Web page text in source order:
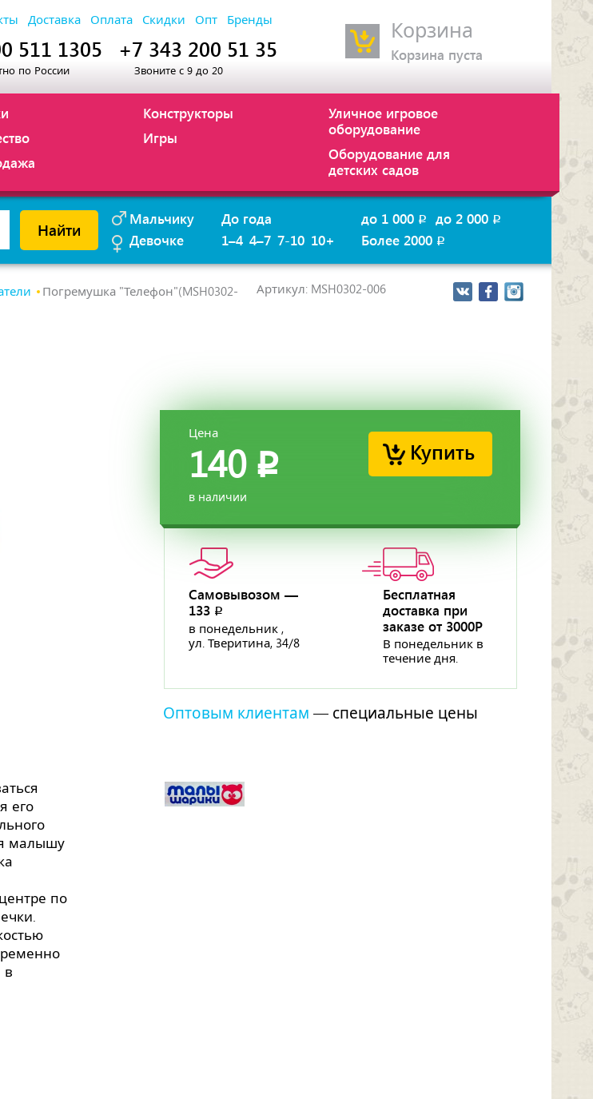
Корзина
Корзина пуста
Доставка Оплата Скидки Опт Бренды
511 1305
по России
+7 343 200 51 35
Звоните с 9 до 20
Конструкторы
Игры
Уличное игровое
оборудование
Оборудование для
детских садов
Мальчику
Девочке
До года
1–4 4–7 7-10 10+
до 1 000 p до 2 000 p
Более 2000 p
Найти
Артикул: MSH0302-006
Погремушка "Телефон"(MSH0302-
Купить
Цена
140 p
в наличии
Самовывозом —
133 p
в понедельник ,
ул. Тверитина, 34/8
Бесплатная
доставка при
заказе от 3000Р
В понедельник в
течение дня.
Оптовым клиентам — специальные цены
его
малышу
по
в